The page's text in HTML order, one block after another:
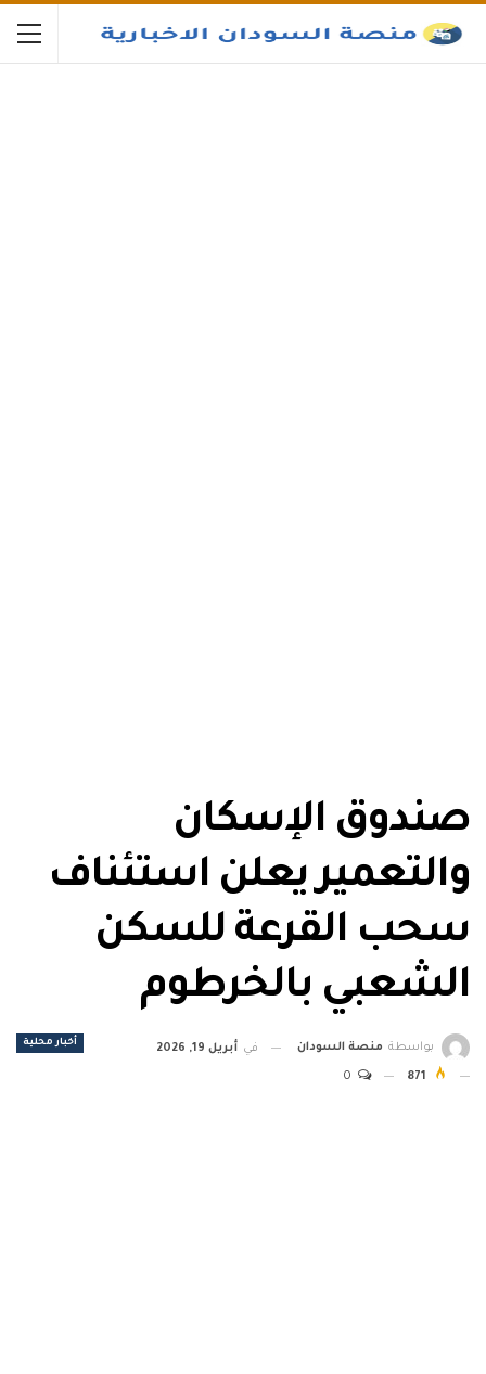
صندوق الإسكان
والتعمير يعلن استئناف
سحب القرعة للسكن
الشعبي بالخرطوم
أخبار محلية بواسطة منصة السودان في أبريل 19, 2026
871